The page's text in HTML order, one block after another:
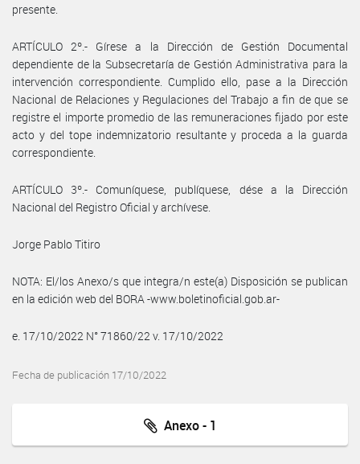
presente.
ARTÍCULO 2º.- Gírese a la Dirección de Gestión Documental
dependiente de la Subsecretaría de Gestión Administrativa para la
intervención correspondiente. Cumplido ello, pase a la Dirección
Nacional de Relaciones y Regulaciones del Trabajo a fin de que se
registre el importe promedio de las remuneraciones fijado por este
acto y del tope indemnizatorio resultante y proceda a la guarda
correspondiente.
ARTÍCULO 3º.- Comuníquese, publíquese, dése a la Dirección
Nacional del Registro Oficial y archívese.
Jorge Pablo Titiro
NOTA: El/los Anexo/s que integra/n este(a) Disposición se publican
en la edición web del BORA -www.boletinoficial.gob.ar-
e. 17/10/2022 N° 71860/22 v. 17/10/2022
Fecha de publicación 17/10/2022
Anexo - 1